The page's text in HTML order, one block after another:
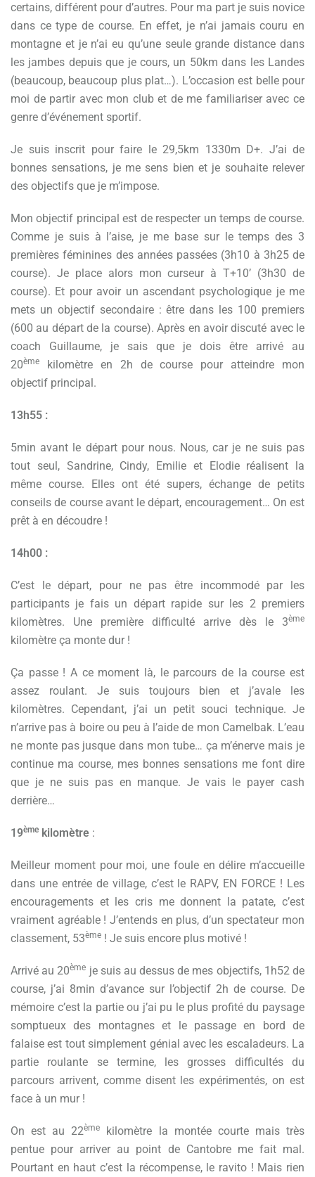
certains, différent pour d’autres. Pour ma part je suis novice
dans ce type de course. En effet, je n’ai jamais couru en
montagne et je n’ai eu qu’une seule grande distance dans
les jambes depuis que je cours, un 50km dans les Landes
(beaucoup, beaucoup plus plat…). L’occasion est belle pour
moi de partir avec mon club et de me familiariser avec ce
genre d’événement sportif.
Je suis inscrit pour faire le 29,5km 1330m D+. J’ai de
bonnes sensations, je me sens bien et je souhaite relever
des objectifs que je m’impose.
Mon objectif principal est de respecter un temps de course.
Comme je suis à l’aise, je me base sur le temps des 3
premières féminines des années passées (3h10 à 3h25 de
course). Je place alors mon curseur à T+10’ (3h30 de
course). Et pour avoir un ascendant psychologique je me
mets un objectif secondaire : être dans les 100 premiers
(600 au départ de la course). Après en avoir discuté avec le
coach Guillaume, je sais que je dois être arrivé au
20ème
kilomètre en 2h de course pour atteindre mon
objectif principal.
13h55 :
5min avant le départ pour nous. Nous, car je ne suis pas
tout seul, Sandrine, Cindy, Emilie et Elodie réalisent la
même course. Elles ont été supers, échange de petits
conseils de course avant le départ, encouragement… On est
prêt à en découdre !
14h00 :
C’est le départ, pour ne pas être incommodé par les
participants je fais un départ rapide sur les 2 premiers
kilomètres. Une première difficulté arrive dès le 3ème
kilomètre ça monte dur !
Ça passe ! A ce moment là, le parcours de la course est
assez roulant. Je suis toujours bien et j’avale les
kilomètres. Cependant, j’ai un petit souci technique. Je
n’arrive pas à boire ou peu à l’aide de mon Camelbak. L’eau
ne monte pas jusque dans mon tube… ça m’énerve mais je
continue ma course, mes bonnes sensations me font dire
que je ne suis pas en manque. Je vais le payer cash
derrière…
19ème kilomètre :
Meilleur moment pour moi, une foule en délire m’accueille
dans une entrée de village, c’est le RAPV, EN FORCE ! Les
encouragements et les cris me donnent la patate, c’est
vraiment agréable ! J’entends en plus, d’un spectateur mon
classement, 53ème ! Je suis encore plus motivé !
Arrivé au 20ème je suis au dessus de mes objectifs, 1h52 de
course, j’ai 8min d’avance sur l’objectif 2h de course. De
mémoire c’est la partie ou j’ai pu le plus profité du paysage
somptueux des montagnes et le passage en bord de
falaise est tout simplement génial avec les escaladeurs. La
partie roulante se termine, les grosses difficultés du
parcours arrivent, comme disent les expérimentés, on est
face à un mur !
On est au 22ème
kilomètre la montée courte mais très
pentue pour arriver au point de Cantobre me fait mal.
Pourtant en haut c’est la récompense, le ravito ! Mais rien